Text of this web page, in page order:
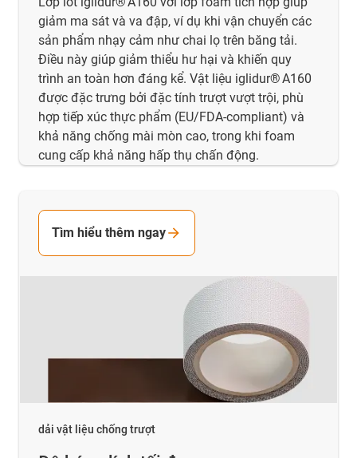
giảm ma sát và va đập, ví dụ khi vận chuyển các
sản phẩm nhạy cảm như chai lọ trên băng tải.
Điều này giúp giảm thiểu hư hại và khiến quy
trình an toàn hơn đáng kể. Vật liệu iglidur® A160
được đặc trưng bởi đặc tính trượt vượt trội, phù
hợp tiếp xúc thực phẩm (EU/FDA‑compliant) và
khả năng chống mài mòn cao, trong khi foam
cung cấp khả năng hấp thụ chấn động.
dải vật liệu chống trượt
Tìm hiểu thêm ngay